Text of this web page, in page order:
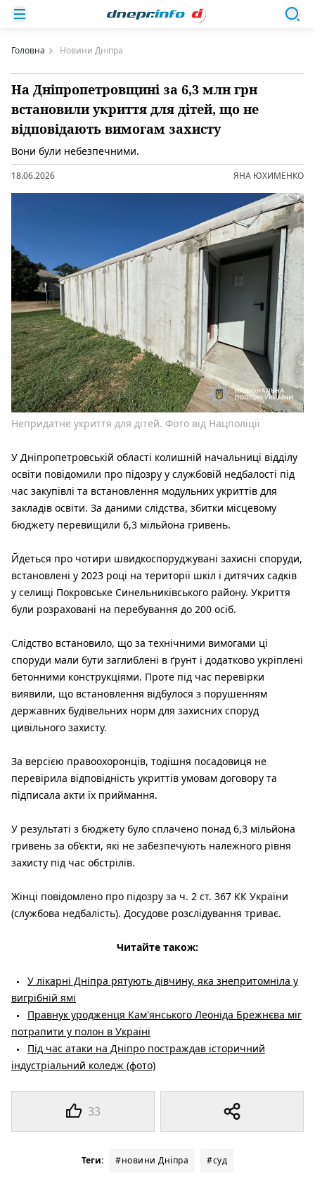
Головна Новини Дніпра
На Дніпропетровщині за 6,3 млн грн
встановили укриття для дітей, що не
відповідають вимогам захисту
Вони були небезпечними.
18.06.2026 ЯНА ЮХИМЕНКО
33
Непридатне укриття для дітей. Фото від Нацполіції
У Дніпропетровській області колишній начальниці відділу
освіти повідомили про підозру у службовій недбалості під
час закупівлі та встановлення модульних укриттів для
закладів освіти. За даними слідства, збитки місцевому
бюджету перевищили 6,3 мільйона гривень.
Йдеться про чотири швидкоспоруджувані захисні споруди,
встановлені у 2023 році на території шкіл і дитячих садків
у селищі Покровське Синельниківського району. Укриття
були розраховані на перебування до 200 осіб.
Слідство встановило, що за технічними вимогами ці
споруди мали бути заглиблені в ґрунт і додатково укріплені
бетонними конструкціями. Проте під час перевірки
виявили, що встановлення відбулося з порушенням
державних будівельних норм для захисних споруд
цивільного захисту.
За версією правоохоронців, тодішня посадовиця не
перевірила відповідність укриттів умовам договору та
підписала акти їх приймання.
У результаті з бюджету було сплачено понад 6,3 мільйона
гривень за об’єкти, які не забезпечують належного рівня
захисту під час обстрілів.
Жінці повідомлено про підозру за ч. 2 ст. 367 КК України
(службова недбалість). Досудове розслідування триває.
Читайте також:
У лікарні Дніпра рятують дівчину, яка знепритомніла у
вигрібній ямі
Правнук уродженця Кам'янського Леоніда Брежнєва міг
потрапити у полон в Україні
Під час атаки на Дніпро постраждав історичний
індустріальний коледж (фото)
Теги: #новини Дніпра #суд